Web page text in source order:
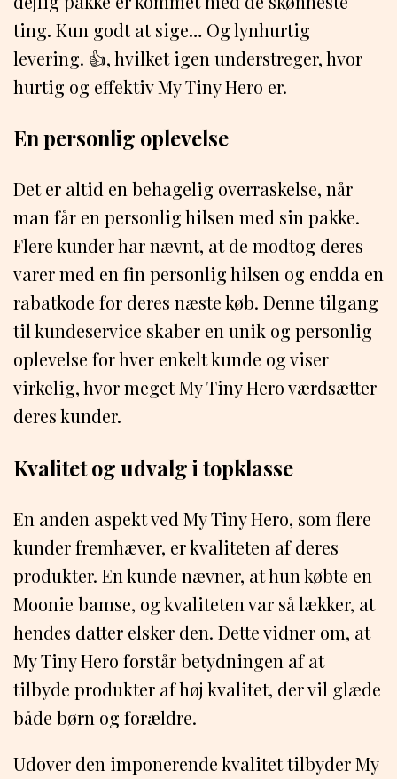
ting. Kun godt at sige… Og lynhurtig
levering. 👍, hvilket igen understreger, hvor
hurtig og effektiv My Tiny Hero er.
En personlig oplevelse
Det er altid en behagelig overraskelse, når
man får en personlig hilsen med sin pakke.
Flere kunder har nævnt, at de modtog deres
varer med en fin personlig hilsen og endda en
rabatkode for deres næste køb. Denne tilgang
til kundeservice skaber en unik og personlig
oplevelse for hver enkelt kunde og viser
virkelig, hvor meget My Tiny Hero værdsætter
deres kunder.
Kvalitet og udvalg i topklasse
En anden aspekt ved My Tiny Hero, som flere
kunder fremhæver, er kvaliteten af deres
produkter. En kunde nævner, at hun købte en
Moonie bamse, og kvaliteten var så lækker, at
hendes datter elsker den. Dette vidner om, at
My Tiny Hero forstår betydningen af at
tilbyde produkter af høj kvalitet, der vil glæde
både børn og forældre.
Udover den imponerende kvalitet tilbyder My